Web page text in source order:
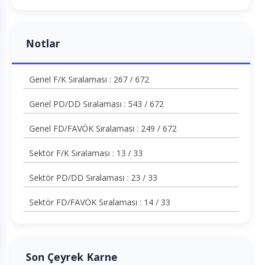
Notlar
Genel F/K Sıralaması : 267 / 672
Genel PD/DD Sıralaması : 543 / 672
Genel FD/FAVÖK Sıralaması : 249 / 672
Sektör F/K Sıralaması : 13 / 33
Sektör PD/DD Sıralaması : 23 / 33
Sektör FD/FAVÖK Sıralaması : 14 / 33
Son Çeyrek Karne